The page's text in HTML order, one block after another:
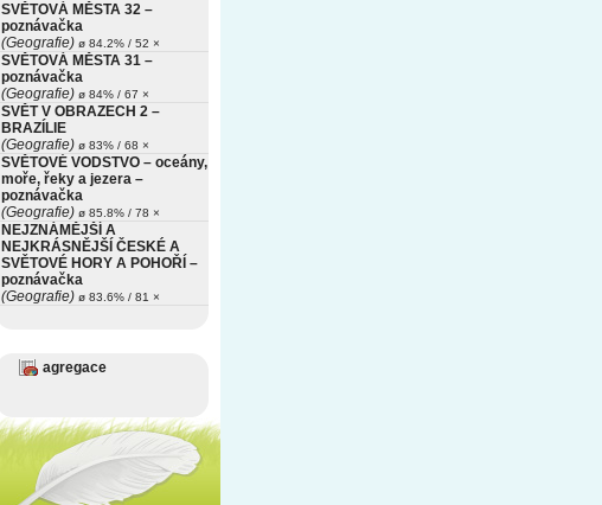
SVĚTOVÁ MĚSTA 32 –
poznávačka
(Geografie) ø 84.2% / 52 ×
SVĚTOVÁ MĚSTA 31 –
poznávačka
(Geografie) ø 84% / 67 ×
SVĚT V OBRAZECH 2 –
BRAZÍLIE
(Geografie) ø 83% / 68 ×
SVĚTOVÉ VODSTVO – oceány,
moře, řeky a jezera –
poznávačka
(Geografie) ø 85.8% / 78 ×
NEJZNÁMĚJŠÍ A
NEJKRÁSNĚJŠÍ ČESKÉ A
SVĚTOVÉ HORY A POHOŘÍ –
poznávačka
(Geografie) ø 83.6% / 81 ×
agregace